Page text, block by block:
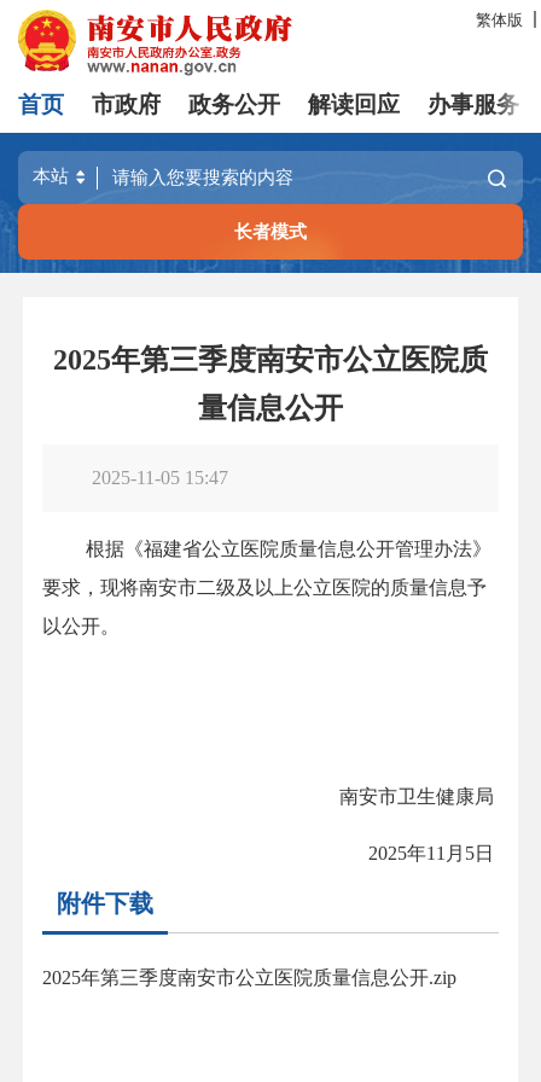
繁体版
首页 市政府 政务公开 解读回应 办事服务
长者模式
2025年第三季度南安市公立医院质
量信息公开
2025-11-05 15:47
根据《福建省公立医院质量信息公开管理办法》
要求，现将南安市二级及以上公立医院的质量信息予
以公开。
南安市卫生健康局
2025年11月 5日
附件下载
2025年第三季度南安市公立医院质量信息公开.zip